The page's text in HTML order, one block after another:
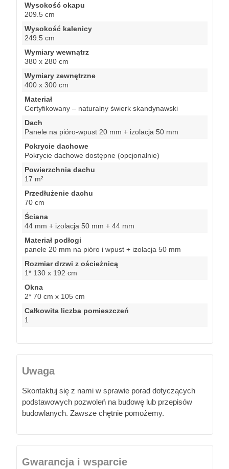
Wysokość okapu
209.5 cm
Wysokość kalenicy
249.5 cm
Wymiary wewnątrz
380 x 280 cm
Wymiary zewnętrzne
400 x 300 cm
Materiał
Certyfikowany – naturalny świerk skandynawski
Dach
Panele na pióro-wpust 20 mm + izolacja 50 mm
Pokrycie dachowe
Pokrycie dachowe dostępne (opcjonalnie)
Powierzchnia dachu
17 m²
Przedłużenie dachu
70 cm
Ściana
44 mm + izolacja 50 mm + 44 mm
Materiał podłogi
panele 20 mm na pióro i wpust + izolacja 50 mm
Rozmiar drzwi z ościeżnicą
1* 130 x 192 cm
Okna
2* 70 cm x 105 cm
Całkowita liczba pomieszczeń
1
Uwaga
Skontaktuj się z nami w sprawie porad dotyczących
podstawowych pozwoleń na budowę lub przepisów
budowlanych. Zawsze chętnie pomożemy.
Gwarancja i wsparcie